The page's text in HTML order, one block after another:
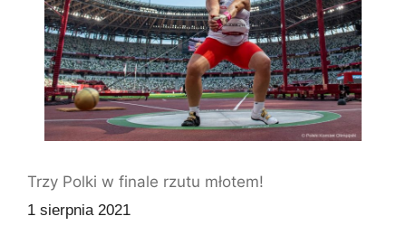
Trzy Polki w finale rzutu młotem!
1 sierpnia 2021